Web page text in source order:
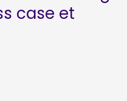
case et